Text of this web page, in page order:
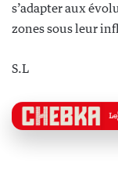
s’adapter aux
zones sous leur
S.L